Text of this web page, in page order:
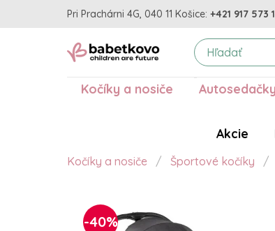
Pri Prachárni 4G, 040 11 Košice: +421 917 573
Kočíky a nosiče Autosedačky
Akcie
Kočíky a nosiče Športové kočíky
-40%